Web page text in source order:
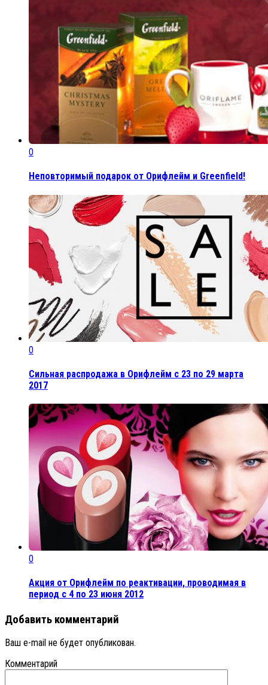
0
Неповторимый подарок от Орифлейм и Greenfield!
0
Сильная распродажа в Орифлейм с 23 по 29 марта
2017
0
Акция от Орифлейм по реактивации, проводимая в
период с 4 по 23 июня 2012
Добавить комментарий
Ваш e-mail не будет опубликован.
Комментарий